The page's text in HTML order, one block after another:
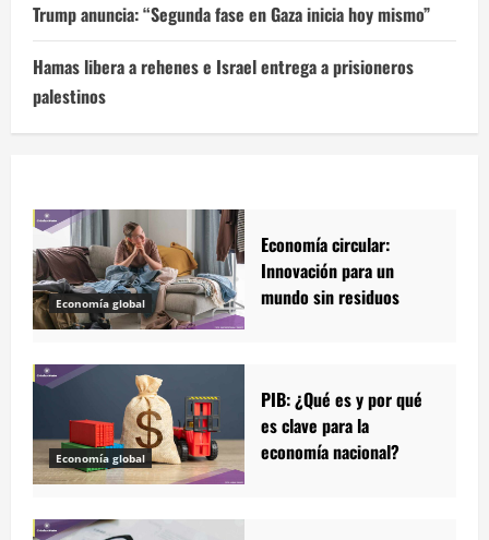
Trump anuncia: “Segunda fase en Gaza inicia hoy mismo”
Hamas libera a rehenes e Israel entrega a prisioneros
palestinos
Economía global
Economía circular:
Innovación para un
mundo sin residuos
Economía global
PIB: ¿Qué es y por qué
es clave para la
economía nacional?